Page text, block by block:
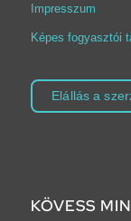
Impresszum
Képes fogyasztói
Elállás a
KÖVESS